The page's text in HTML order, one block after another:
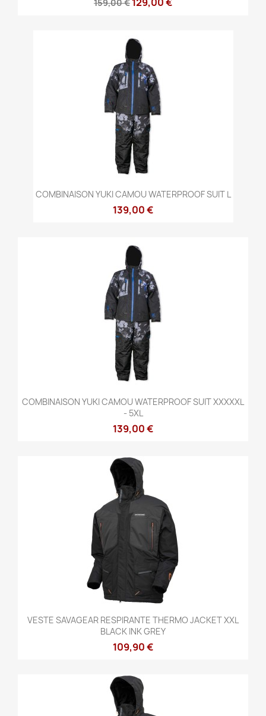
159,00 €
COMBINAISON YUKI CAMOU WATERPROOF SUIT L
139,00 €
COMBINAISON YUKI CAMOU WATERPROOF SUIT XXXXXL
- 5XL
139,00 €
VESTE SAVAGEAR RESPIRANTE THERMO JACKET XXL
BLACK INK GREY
109,90 €